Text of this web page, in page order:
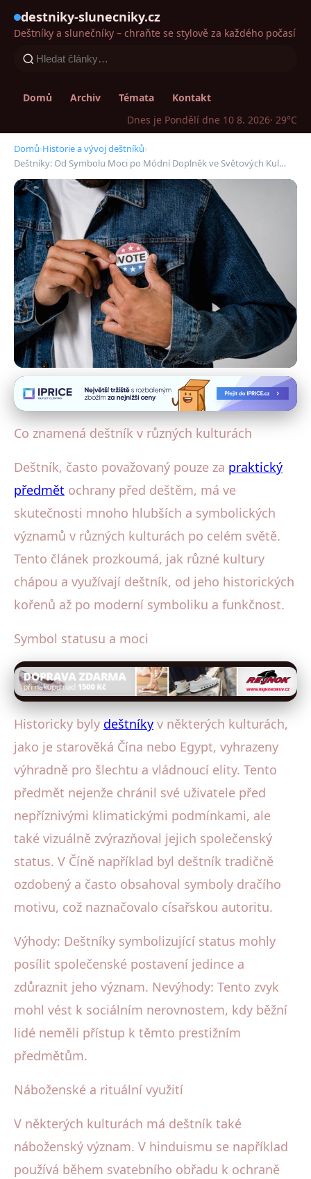
destniky-slunecniky.cz
Deštníky a slunečníky – chraňte se stylově za každého počasí
Domů Archiv Témata
Kontakt
Dnes je Pondělí dne 10 8. 2026· 29°C
Domů›Historie a vývoj deštníků›
Deštníky: Od Symbolu Moci po Módní Doplněk ve Světových Kul…
Historie a vývoj deštníků
Deštníky: Od Symbolu Moci po
Kulturách
Co znamená deštník v různých kulturách
Deštník, často považovaný pouze za praktický
předmět ochrany před deštěm, má ve
skutečnosti mnoho hlubších a symbolických
významů v různých kulturách po celém světě.
Tento článek prozkoumá, jak různé kultury
chápou a využívají deštník, od jeho historických
kořenů až po moderní symboliku a funkčnost.
Symbol statusu a moci
Historicky byly deštníky v některých kulturách,
jako je starověká Čína nebo Egypt, vyhrazeny
výhradně pro šlechtu a vládnoucí elity. Tento
předmět nejenže chránil své uživatele před
nepříznivými klimatickými podmínkami, ale
také vizuálně zvýrazňoval jejich společenský
status. V Číně například byl deštník tradičně
ozdobený a často obsahoval symboly dračího
motivu, což naznačovalo císařskou autoritu.
Výhody: Deštníky symbolizující status mohly
posílit společenské postavení jedince a
zdůraznit jeho význam. Nevýhody: Tento zvyk
mohl vést k sociálním nerovnostem, kdy běžní
lidé neměli přístup k těmto prestižním
předmětům.
Náboženské a rituální využití
V některých kulturách má deštník také
náboženský význam. V hinduismu se například
používá během svatebního obřadu k ochraně